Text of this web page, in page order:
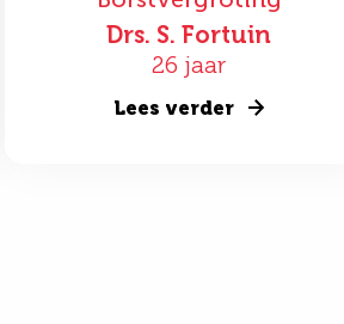
Drs. S. Fortuin
26 jaar
Lees verder